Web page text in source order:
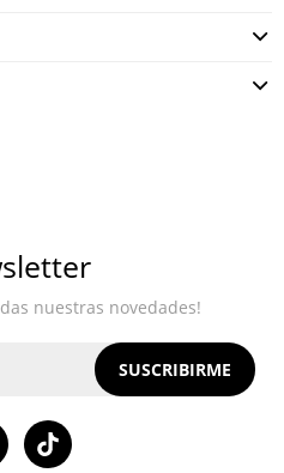
nuestras novedades!
SUSCRIBIRME